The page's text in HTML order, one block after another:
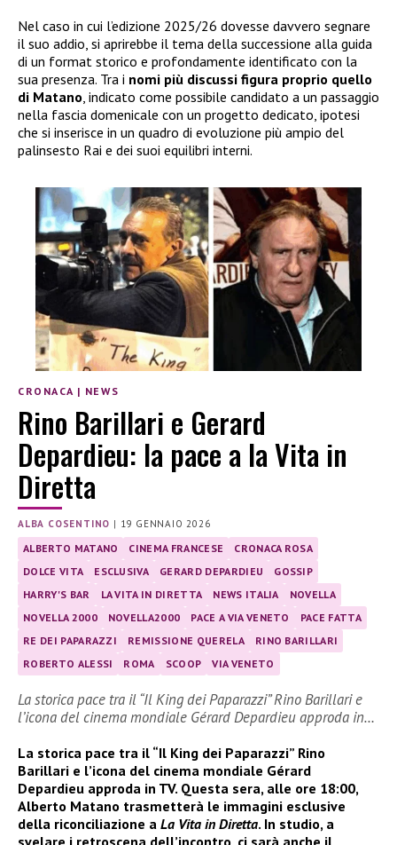
Nel caso in cui l’edizione 2025/26 dovesse davvero segnare
il suo addio, si aprirebbe il tema della successione alla guida
di un format storico e profondamente identificato con la
sua presenza. Tra i nomi più discussi figura proprio quello
di Matano , indicato come possibile candidato a un passaggio
nella fascia domenicale con un progetto dedicato, ipotesi
che si inserisce in un quadro di evoluzione più ampio del
palinsesto Rai e dei suoi equilibri interni.
CRONACA | NEWS
Rino Barillari e Gerard
Depardieu: la pace a la Vita in
Diretta
ALBA COSENTINO | 19 GENNAIO 2026
ALBERTO MATANO CINEMA FRANCESE
CRONACA ROSA
DOLCE VITA
ESCLUSIVA GERARD DEPARDIEU
GOSSIP
HARRY'S BAR
LA VITA IN DIRETTA NEWS ITALIA
NOVELLA
NOVELLA 2000
NOVELLA2000 PACE A VIA VENETO
PACE FATTA
RE DEI PAPARAZZI
REMISSIONE QUERELA
RINO BARILLARI
ROBERTO ALESSI
ROMA SCOOP VIA VENETO
La storica pace tra il “Il King dei Paparazzi” Rino Barillari e
l’icona del cinema mondiale Gérard Depardieu approda in…
La storica pace tra il “Il King dei Paparazzi” Rino
Barillari e l’icona del cinema mondiale Gérard
Depardieu approda in TV. Questa sera, alle ore 18:00,
Alberto Matano trasmetterà le immagini esclusive
della riconciliazione a La Vita in Diretta. In studio, a
svelare i retroscena dell’incontro, ci sarà anche il